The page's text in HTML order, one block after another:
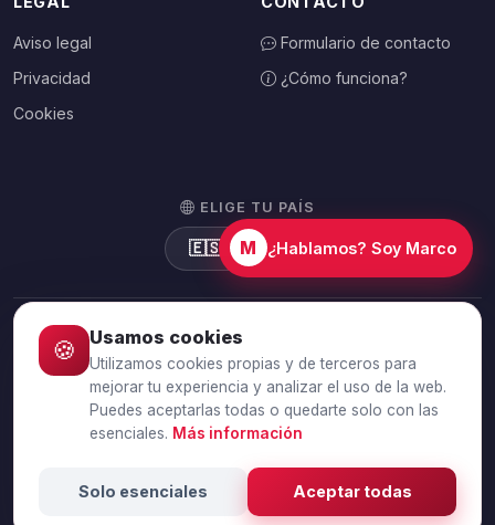
Aviso legal
Privacidad
Cookies
Formulario de contacto
¿Cómo funciona?
ELIGE TU PAÍS
🇪🇸 España
© 2026 Debtalia.com. Todos los derechos reservados.
Conexión segura SSL · Pago seguro con Stripe
Vender deuda de particular
Vender cartera de
Calculadora de venta de deudas
M ¿Hablamos? Soy Marco
🍪 Usamos cookies
Utilizamos cookies propias y de terceros para
mejorar tu experiencia y analizar el uso de la web.
Puedes aceptarlas todas o quedarte solo con las
esenciales. Más información
Solo esenciales Aceptar todas